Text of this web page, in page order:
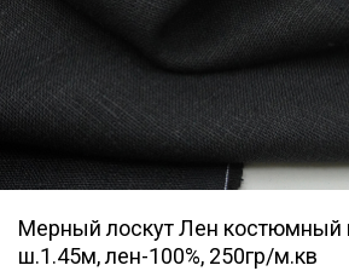
Мерный лоскут Лен костюмный
ш.1.45м, лен-100%, 250гр/м.кв